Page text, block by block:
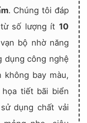
. Chúng tôi đáp
số lượng ít 10
bộ nhờ năng
dụng công nghệ
bay màu,
tiết bãi biển
dụng chất vải